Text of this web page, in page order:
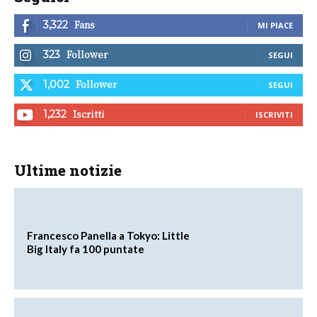
3,322 Fans MI PIACE
323 Follower SEGUI
1,002 Follower SEGUI
1,232 Iscritti ISCRIVITI
Ultime notizie
Francesco Panella a Tokyo: Little
Big Italy fa 100 puntate